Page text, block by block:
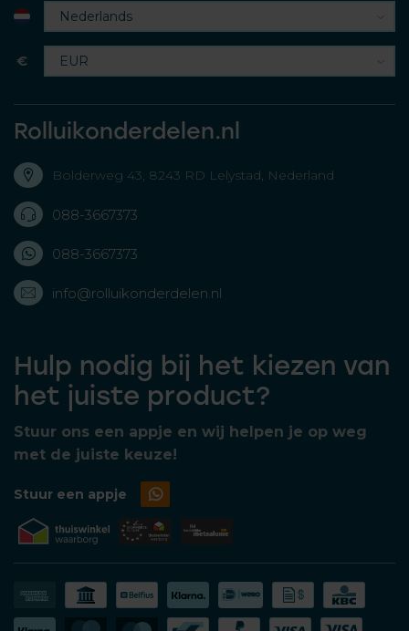
€
Rolluikonderdelen.nl
Bolderweg 43, 8243 RD Lelystad, Nederland
088-3667373
088-3667373
info@rolluikonderdelen.nl
Hulp nodig bij het kiezen van
het juiste product?
Stuur ons een appje en wij helpen je op weg
met de juiste keuze!
Stuur een appje